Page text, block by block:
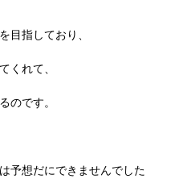
目指しており、
くれて、
のです。
予想だにできませんでした